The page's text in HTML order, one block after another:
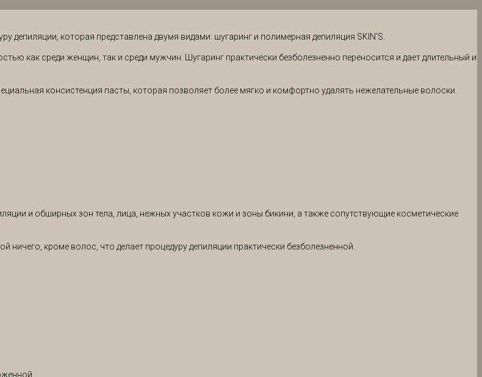
депиляции, которая представлена двумя видами: шугаринг и полимерная депиляция SKIN’S.
как среди женщин, так и среди мужчин. Шугаринг практически безболезненно переносится и дает длительный и
консистенция пасты, которая позволяет более мягко и комфортно удалять нежелательные волоски.
и обширных зон тела, лица, нежных участков кожи и зоны бикини, а также сопутствующие косметические
кроме волос, что делает процедуру депиляции практически безболезненной.